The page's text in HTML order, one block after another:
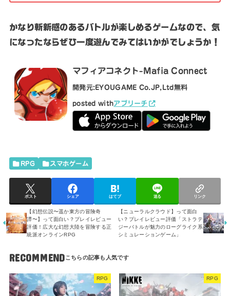
かなり斬新感のあるバトルが楽しめるゲームなので、気
になったならぜひ一度遊んでみてはいかがでしょうか！
マフィアコネクト-Mafia Connect
開発元:EYOUGAME Co.JP,Ltd 無料
posted withアプリーチ
RPG スマホゲーム
ポスト シェア はてブ 送る リンク
【幻想伝説〜遥か東方の冒険奇
譚〜】って面白い？プレイレビュー
評価！広大な幻想大陸を冒険する正
統派オンラインRPG
【ニューラルクラウド】って面白
い？プレイレビュー評価「ストラテ
ジーバトルが魅力のローグライク系
シミュレーションゲーム」
RECOMMEND
RPG RPG